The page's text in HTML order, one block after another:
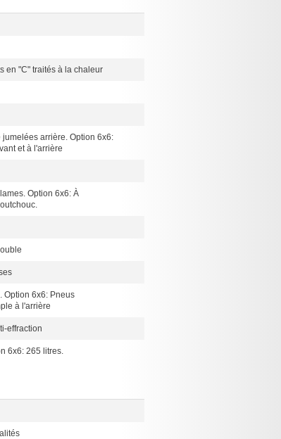
en "C" traités à la chaleur
arrière. Option 6x6:
et à l'arrière
Option 6x6: À
Option 6x6: Pneus
à l'arrière
effraction
6x6: 265 litres.